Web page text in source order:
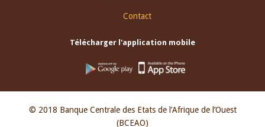
Contact
Télécharger l'application mobile
© 2018 Banque Centrale des Etats de l’Afrique de l’Ouest
(BCEAO)